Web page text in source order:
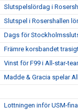
Slutspelslördag i
Slutspel i Rosershallen
Dags för
Främre korsbandet
Vinst för F99 i All-star-
Madde & Gracia spelar
Lottningen inför USM-